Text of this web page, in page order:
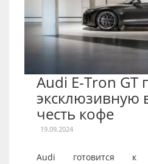
Audi E-Tron GT
эксклюзивную
честь кофе
19.09.2024
Audi готовится к